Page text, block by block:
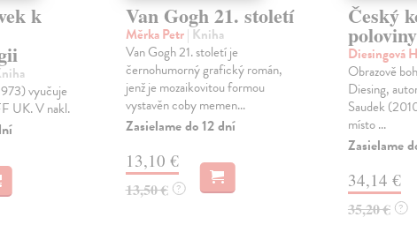
k
vyučuje
UK. V nakl.
Van Gogh 21. století
Měrka Petr| Kniha
Van Gogh 21. století je
černohumorný grafický román,
jenž je mozaikovitou formou
vystavěn coby memen...
Zasielame do 12 dní
13,10 €
13,50 € ?
Český
Diesingová
Obrazově
Diesing,
Saudek
místo ...
Zasielame
34,14 €
35,20 € ?